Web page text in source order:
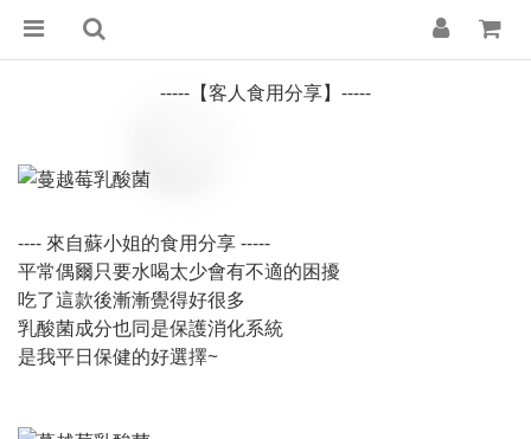
-----【客人食用分享】-----
---- 來自蘇小姐的食用分享 -----
平常偶爾只要水喝太少會有不適的困擾
吃了這款後漸漸覺得好很多
乳酸菌成分也同是保護消化系統
是我平日保健的好選擇~